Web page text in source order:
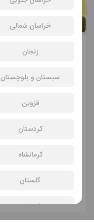
خراسان شمالی
زنجان
سیستان و بلوچستان
قزوین
کردستان
کرمانشاه
گلستان
لرستان
انتخاب سانس و سینما